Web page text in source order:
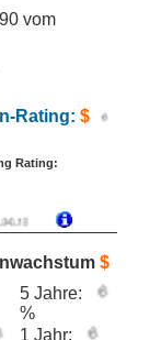
vom
Rating: $
Rating:
$
5 Jahre:
%
1 Jahr: